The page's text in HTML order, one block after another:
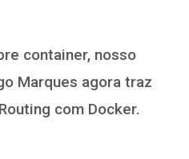
container, nosso
Marques agora traz
com Docker.